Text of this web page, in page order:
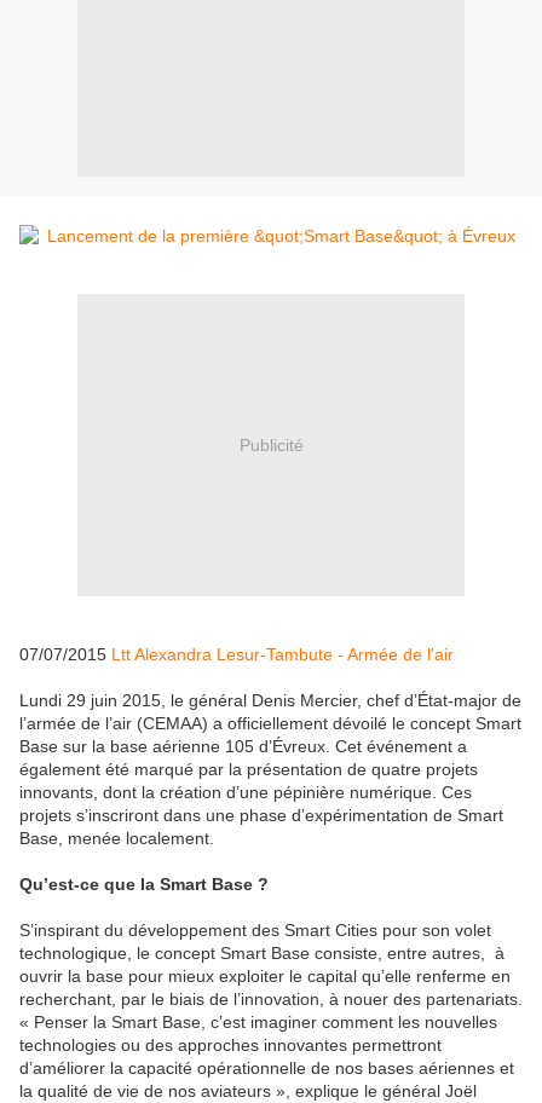
Publicité
07/07/2015 Ltt Alexandra Lesur-Tambute - Armée de l'air
Lundi 29 juin 2015, le général Denis Mercier, chef d’État-major de
l’armée de l’air (CEMAA) a officiellement dévoilé le concept Smart
Base sur la base aérienne 105 d’Évreux. Cet événement a
également été marqué par la présentation de quatre projets
innovants, dont la création d’une pépinière numérique. Ces
projets s’inscriront dans une phase d’expérimentation de Smart
Base, menée localement.
Qu’est-ce que la Smart Base ?
S’inspirant du développement des Smart Cities pour son volet
technologique, le concept Smart Base consiste, entre autres, à
ouvrir la base pour mieux exploiter le capital qu’elle renferme en
recherchant, par le biais de l’innovation, à nouer des partenariats.
« Penser la Smart Base, c’est imaginer comment les nouvelles
technologies ou des approches innovantes permettront
d’améliorer la capacité opérationnelle de nos bases aériennes et
la qualité de vie de nos aviateurs », explique le général Joël